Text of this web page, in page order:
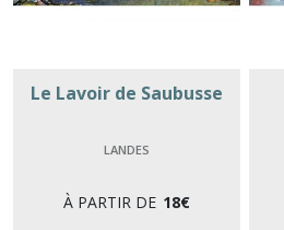
Le Lavoir de Saubusse
LANDES
À PARTIR DE 18€